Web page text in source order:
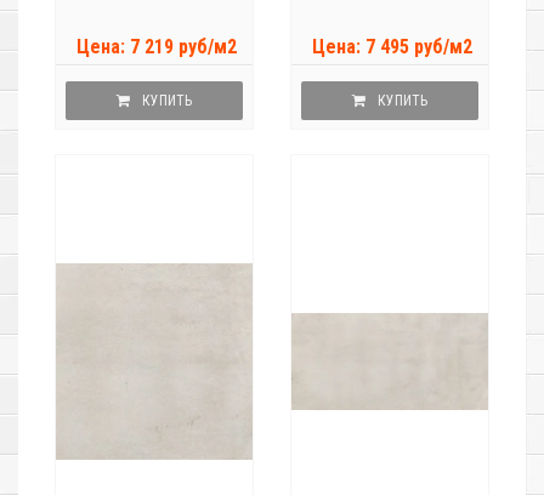
Цена: 7 219 руб/м2
КУПИТЬ
Цена: 7 495 руб/м2
КУПИТЬ